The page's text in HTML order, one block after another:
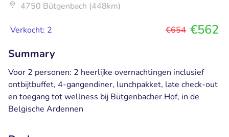
4750 Bütgenbach (448km)
Verkocht: 2 €654 €562
Summary
Voor 2 personen: 2 heerlijke overnachtingen inclusief
ontbijtbuffet, 4-gangendiner, lunchpakket, late check-out
en toegang tot wellness bij Bütgenbacher Hof, in de
Belgische Ardennen